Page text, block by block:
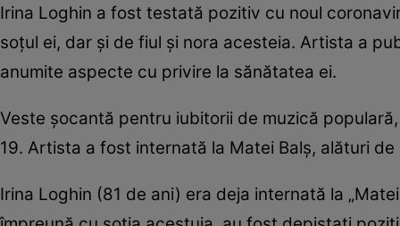
Irina Loghin a fost testată pozitiv cu noul
soțul ei, dar și de fiul și nora acesteia. Artista a
anumite aspecte cu privire la sănătatea ei.
Veste șocantă pentru iubitorii de muzică
19. Artista a fost internată la Matei Balș, alături
Irina Loghin (81 de ani) era deja internată la